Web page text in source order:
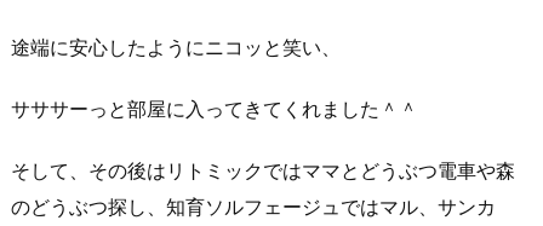
途端に安心したようにニコッと笑い、
サササーっと部屋に入ってきてくれました＾＾
そして、その後はリトミックではママとどうぶつ電車や森
のどうぶつ探し、知育ソルフェージュではマル、サンカ